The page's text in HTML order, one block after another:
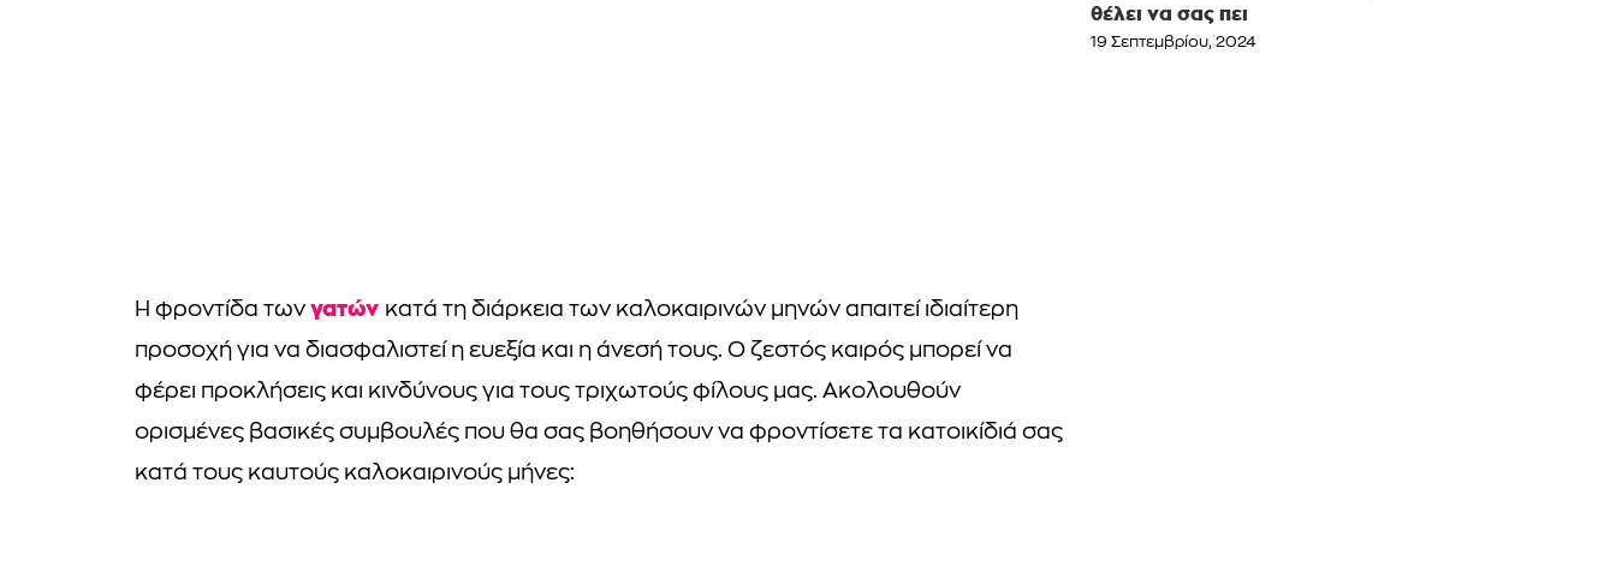
Η φροντίδα των γατών κατά τη διάρκεια των καλοκαιρινών μηνών απαιτεί ιδιαίτερη
προσοχή για να διασφαλιστεί η ευεξία και η άνεσή τους. Ο ζεστός καιρός μπορεί να
φέρει προκλήσεις και κινδύνους για τους τριχωτούς φίλους μας. Ακολουθούν
ορισμένες βασικές συμβουλές που θα σας βοηθήσουν να φροντίσετε τα κατοικίδιά σας
κατά τους καυτούς καλοκαιρινούς μήνες:
θέλει να σας πει
19 Σεπτεμβρίου, 2024